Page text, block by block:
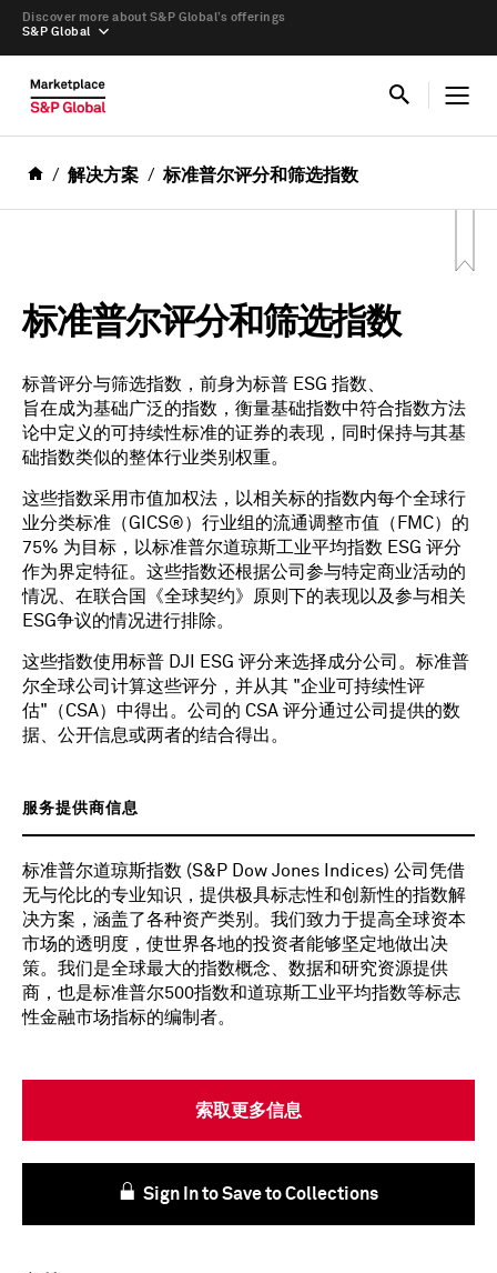
S&P Global
Discover more about S&P Global’s offerings
解决方案 标准普尔评分和筛选指数
标准普尔评分和筛选指数
标普评分与筛选指数，前身为标普 ESG 指数、
旨在成为基础广泛的指数，衡量基础指数中符合指数方法
论中定义的可持续性标准的证券的表现，同时保持与其基
础指数类似的整体行业类别权重。
这些指数采用市值加权法，以相关标的指数内每个全球行
业分类标准（GICS®）行业组的流通调整市值（FMC）的
75% 为目标，以标准普尔道琼斯工业平均指数 ESG 评分
作为界定特征。这些指数还根据公司参与特定商业活动的
情况、在联合国《全球契约》原则下的表现以及参与相关
ESG争议的情况进行排除。
这些指数使用标普 DJI ESG 评分来选择成分公司。标准普
尔全球公司计算这些评分，并从其 "企业可持续性评
估"（CSA）中得出。公司的 CSA 评分通过公司提供的数
据、公开信息或两者的结合得出。
服务提供商信息
标准普尔道琼斯指数 (S&P Dow Jones Indices) 公司凭借
无与伦比的专业知识，提供极具标志性和创新性的指数解
决方案，涵盖了各种资产类别。我们致力于提高全球资本
市场的透明度，使世界各地的投资者能够坚定地做出决
策。我们是全球最大的指数概念、数据和研究资源提供
商，也是标准普尔500指数和道琼斯工业平均指数等标志
性金融市场指标的编制者。
索取更多信息
Sign In to Save to Collections